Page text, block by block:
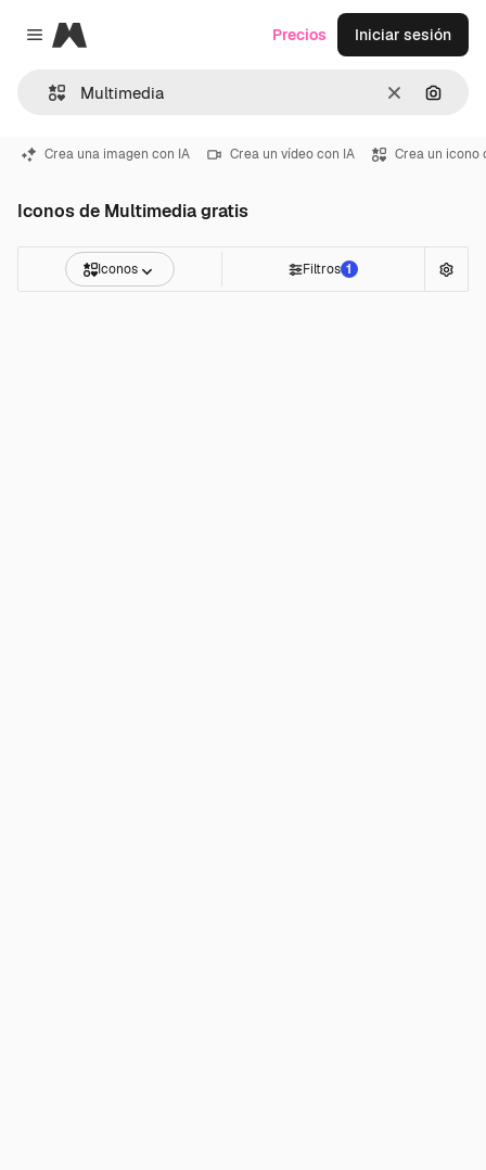
Close menu
Magnific
Borrar
Precios Iniciar sesión
Crea una imagen con IA Crea un vídeo con IA Crea un icono
Iconos de Multimedia gratis
Iconos Filtros 1